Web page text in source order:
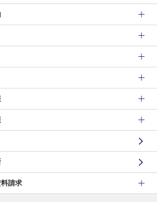
請求